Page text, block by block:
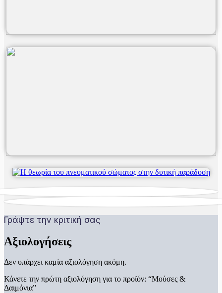
Γράψτε την κριτική σας
Αξιολογήσεις
Δεν υπάρχει καμία αξιολόγηση ακόμη.
Κάνετε την πρώτη αξιολόγηση για το προϊόν: “Μούσες &
Δαιμόνια”